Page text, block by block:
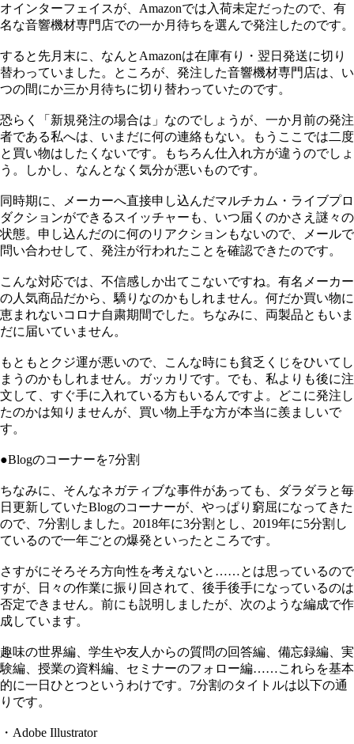
オインターフェイスが、Amazonでは入荷未定だったので、有
名な音響機材専門店での一か月待ちを選んで発注したのです。
すると先月末に、なんとAmazonは在庫有り・翌日発送に切り
替わっていました。ところが、発注した音響機材専門店は、い
つの間にか三か月待ちに切り替わっていたのです。
恐らく「新規発注の場合は」なのでしょうが、一か月前の発注
者である私へは、いまだに何の連絡もない。もうここでは二度
と買い物はしたくないです。もちろん仕入れ方が違うのでしょ
う。しかし、なんとなく気分が悪いものです。
同時期に、メーカーへ直接申し込んだマルチカム・ライブプロ
ダクションができるスイッチャーも、いつ届くのかさえ謎々の
状態。申し込んだのに何のリアクションもないので、メールで
問い合わせして、発注が行われたことを確認できたのです。
こんな対応では、不信感しか出てこないですね。有名メーカー
の人気商品だから、驕りなのかもしれません。何だか買い物に
恵まれないコロナ自粛期間でした。ちなみに、両製品ともいま
だに届いていません。
もともとクジ運が悪いので、こんな時にも貧乏くじをひいてし
まうのかもしれません。ガッカリです。でも、私よりも後に注
文して、すぐ手に入れている方もいるんですよ。どこに発注し
たのかは知りませんが、買い物上手な方が本当に羨ましいで
す。
●Blogのコーナーを7分割
ちなみに、そんなネガティブな事件があっても、ダラダラと毎
日更新していたBlogのコーナーが、やっぱり窮屈になってきた
ので、7分割しました。2018年に3分割とし、2019年に5分割し
ているので一年ごとの爆発といったところです。
さすがにそろそろ方向性を考えないと……とは思っているので
すが、日々の作業に振り回されて、後手後手になっているのは
否定できません。前にも説明しましたが、次のような編成で作
成しています。
趣味の世界編、学生や友人からの質問の回答編、備忘録編、実
験編、授業の資料編、セミナーのフォロー編……これらを基本
的に一日ひとつというわけです。7分割のタイトルは以下の通
りです。
・Adobe Illustrator